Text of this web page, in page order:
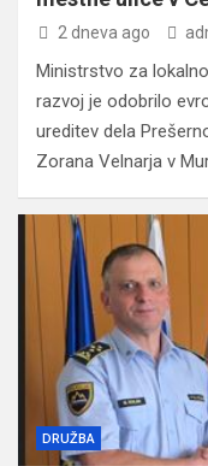
2 dneva ago
Ministrstvo za
razvoj je odobrilo
ureditev dela
Zorana Velnarja v
DRUŽBA